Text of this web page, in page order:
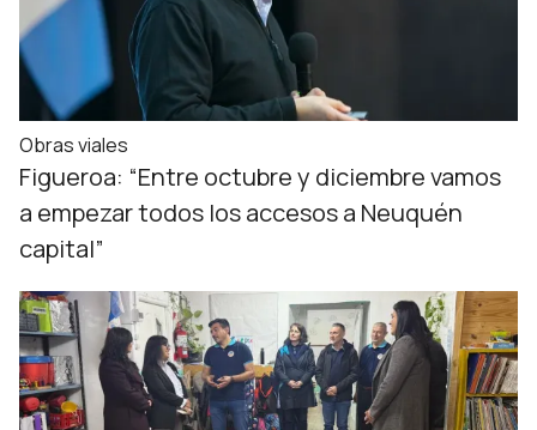
Obras viales
Figueroa: “Entre octubre y diciembre vamos
a empezar todos los accesos a Neuquén
capital”